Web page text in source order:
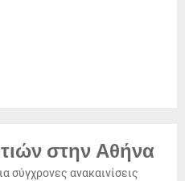
στην Αθήνα
σύγχρονες ανακαινίσεις